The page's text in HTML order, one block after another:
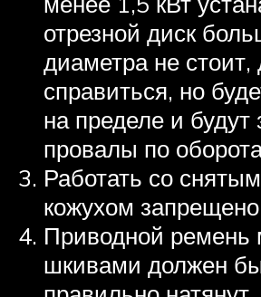
отрезной диск
диаметра не стоит,
справиться, но
на пределе и будут
провалы по
Работать со
кожухом
Приводной ремень
шкивами должен